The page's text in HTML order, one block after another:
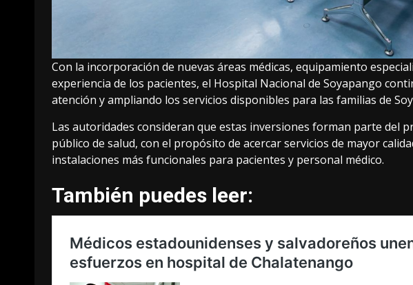
Con la incorporación de nuevas áreas médicas, equipamiento
experiencia de los pacientes, el Hospital Nacional de Soyapango
atención y ampliando los servicios disponibles para las familias de
Las autoridades consideran que estas inversiones forman parte del
público de salud, con el propósito de acercar servicios de mayor
instalaciones más funcionales para pacientes y personal médico.
También puedes leer: